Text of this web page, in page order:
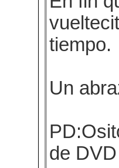
tiempo.
Un
de